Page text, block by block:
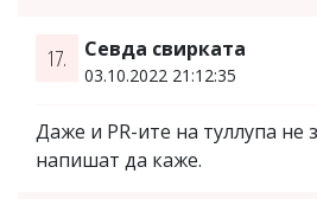
17. Севда свирката
03.10.2022 21:12:35
Даже и PR-ите на туллупа не
напишат да каже.